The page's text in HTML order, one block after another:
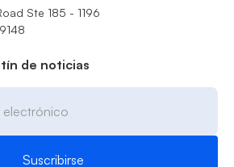
Ste 185 - 1196
de noticias